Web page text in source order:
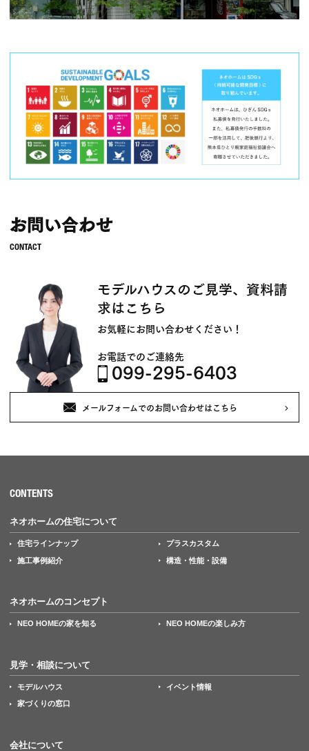
お問い合わせ
モデルハウスのご見学、資料請
求はこちら
お気軽にお問い合わせください！
お電話でのご連絡先
099-295-6403
メールフォームでのお問い合わせはこちら
CONTENTS
ネオホームの住宅について
住宅ラインナップ プラスカスタム
施工事例紹介 構造・性能・設備
ネオホームのコンセプト
NEO HOMEの家を知る NEO HOMEの楽しみ方
見学・相談について
モデルハウス イベント情報
家づくりの窓口
会社について